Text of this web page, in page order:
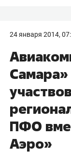
24 января 2014,
Самара»
ПФО
Аэро»